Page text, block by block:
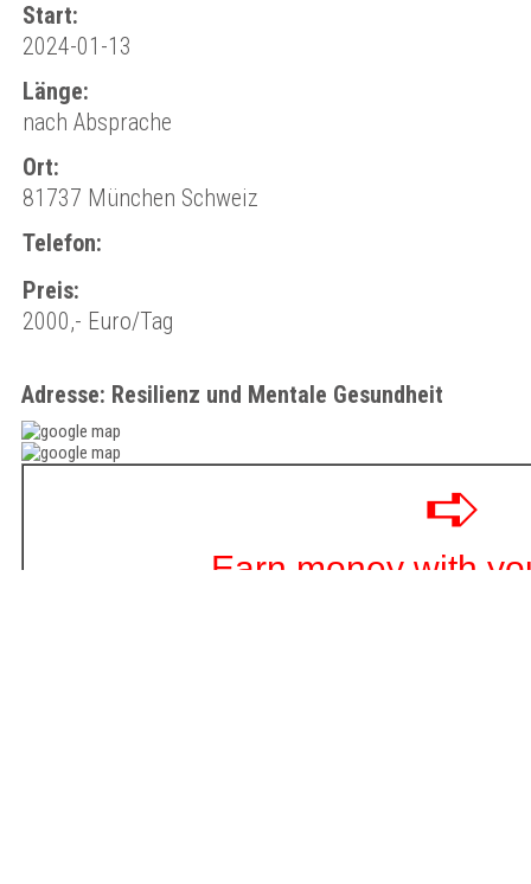
Start:
2024-01-13
Länge:
nach Absprache
Ort:
81737 München Schweiz
Telefon:
Preis:
2000,- Euro/Tag
Adresse: Resilienz und Mentale Gesundheit